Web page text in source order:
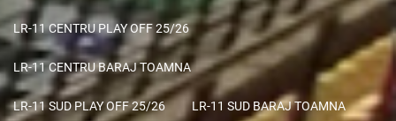
LR-11 CENTRU PLAY OFF 25/26
LR-11 CENTRU BARAJ TOAMNA
LR-11 SUD PLAY OFF 25/26 LR-11 SUD BARAJ TOAMNA